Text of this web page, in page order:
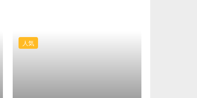
人気